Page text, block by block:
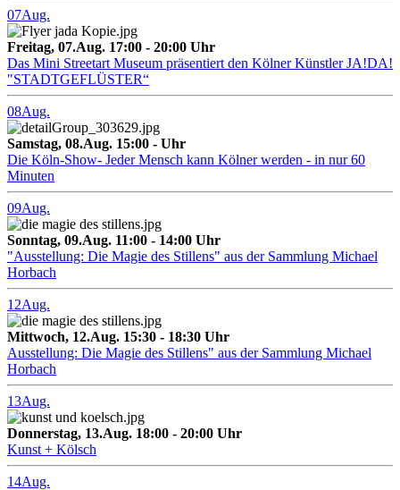
07Aug.
Freitag, 07.Aug. 17:00 - 20:00 Uhr
Das Mini Streetart Museum präsentiert den Kölner Künstler JA!DA!
"STADTGEFLÜSTER“
08Aug.
Samstag, 08.Aug. 15:00 - Uhr
Die Köln-Show- Jeder Mensch kann Kölner werden - in nur 60
Minuten
09Aug.
Sonntag, 09.Aug. 11:00 - 14:00 Uhr
"Ausstellung: Die Magie des Stillens" aus der Sammlung Michael
Horbach
12Aug.
Mittwoch, 12.Aug. 15:30 - 18:30 Uhr
Ausstellung: Die Magie des Stillens" aus der Sammlung Michael
Horbach
13Aug.
Donnerstag, 13.Aug. 18:00 - 20:00 Uhr
Kunst + Kölsch
14Aug.